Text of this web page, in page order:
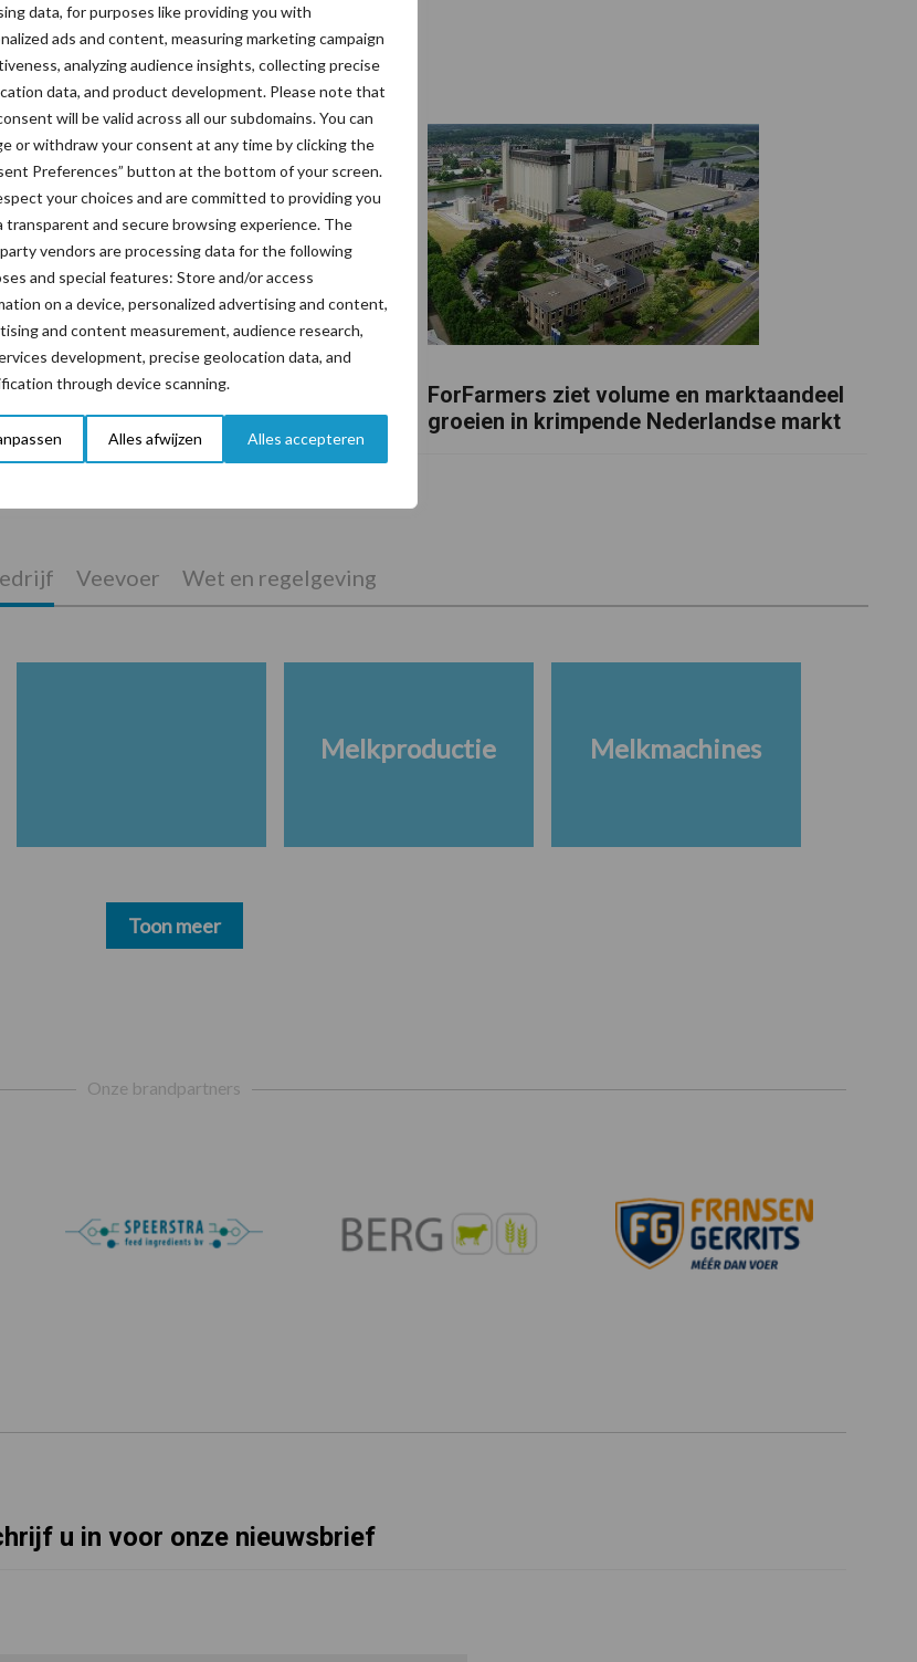
data, for purposes like providing you with
ads and content, measuring marketing campaign
analyzing audience insights, collecting precise
data, and product development. Please note that
will be valid across all our subdomains. You can
or withdraw your consent at any time by clicking the
Preferences” button at the bottom of your screen.
your choices and are committed to providing you
transparent and secure browsing experience. The
vendors are processing data for the following
and special features: Store and/or access
on a device, personalized advertising and content,
and content measurement, audience research,
development, precise geolocation data, and
through device scanning.
Alles afwijzen Alles accepteren
een vaak onderschatte
voor mastitis
ForFarmers ziet volume en marktaandeel
groeien in krimpende Nederlandse markt
Veevoer Wet en regelgeving
Melkproductie Melkmachines
Toon meer
Onze brandpartners
u in voor onze nieuwsbrief